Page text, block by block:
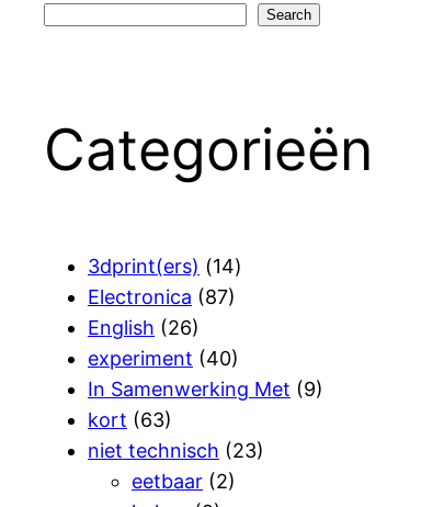
Search
Categorieën
3dprint(ers) (14)
Electronica (87)
English (26)
experiment (40)
In Samenwerking Met (9)
kort (63)
niet technisch (23)
eetbaar (2)